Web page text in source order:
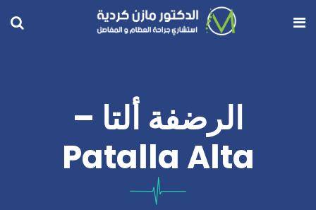
الرضفة ألتا –
Patalla Alta